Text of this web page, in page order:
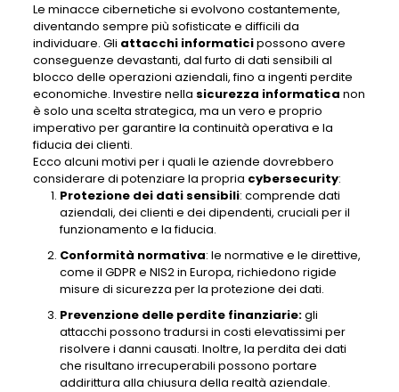
Le minacce cibernetiche si evolvono costantemente,
diventando sempre più sofisticate e difficili da
individuare. Gli attacchi informaticipossono avere
conseguenze devastanti, dal furto di dati sensibili al
blocco delle operazioni aziendali, fino a ingenti perdite
economiche. Investire nella sicurezza informatica non
è solo una scelta strategica, ma un vero e proprio
imperativo per garantire la continuità operativa e la
fiducia dei clienti.
Ecco alcuni motivi per i quali le aziende dovrebbero
considerare di potenziare la propria cybersecurity:
Protezione dei dati sensibili: comprende dati
aziendali, dei clienti e dei dipendenti, cruciali per il
funzionamento e la fiducia.
Conformità normativa: le normative e le direttive,
come il GDPR e NIS2 in Europa, richiedono rigide
misure di sicurezza per la protezione dei dati.
Prevenzione delle perdite finanziarie:gli
attacchi possono tradursi in costi elevatissimi per
risolvere i danni causati. Inoltre, la perdita dei dati
che risultano irrecuperabili possono portare
addirittura alla chiusura della realtà aziendale.